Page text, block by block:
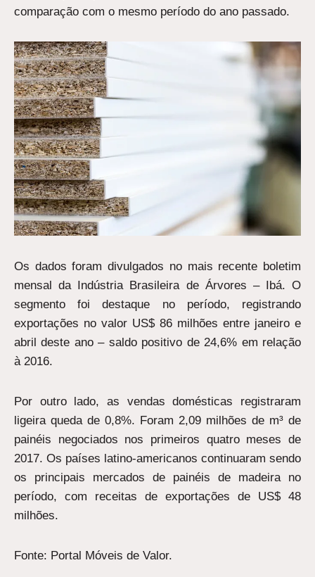
comparação com o mesmo período do ano passado.
Os dados foram divulgados no mais recente boletim
mensal da Indústria Brasileira de Árvores – Ibá. O
segmento foi destaque no período, registrando
exportações no valor US$ 86 milhões entre janeiro e
abril deste ano – saldo positivo de 24,6% em relação
à 2016.
Por outro lado, as vendas domésticas registraram
ligeira queda de 0,8%. Foram 2,09 milhões de m³ de
painéis negociados nos primeiros quatro meses de
2017. Os países latino-americanos continuaram sendo
os principais mercados de painéis de madeira no
período, com receitas de exportações de US$ 48
milhões.
Fonte: Portal Móveis de Valor.